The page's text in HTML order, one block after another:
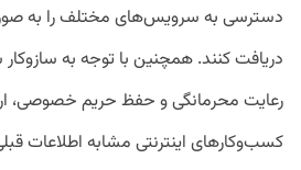
دسترسی به سرویس‌‌های مختلف را به
دریافت کنند. همچنین با توجه به سازوکار
رعایت محرمانگی و حفظ حریم خصوصی،
کسب‌وکارهای اینترنتی مشابه اطلاعات